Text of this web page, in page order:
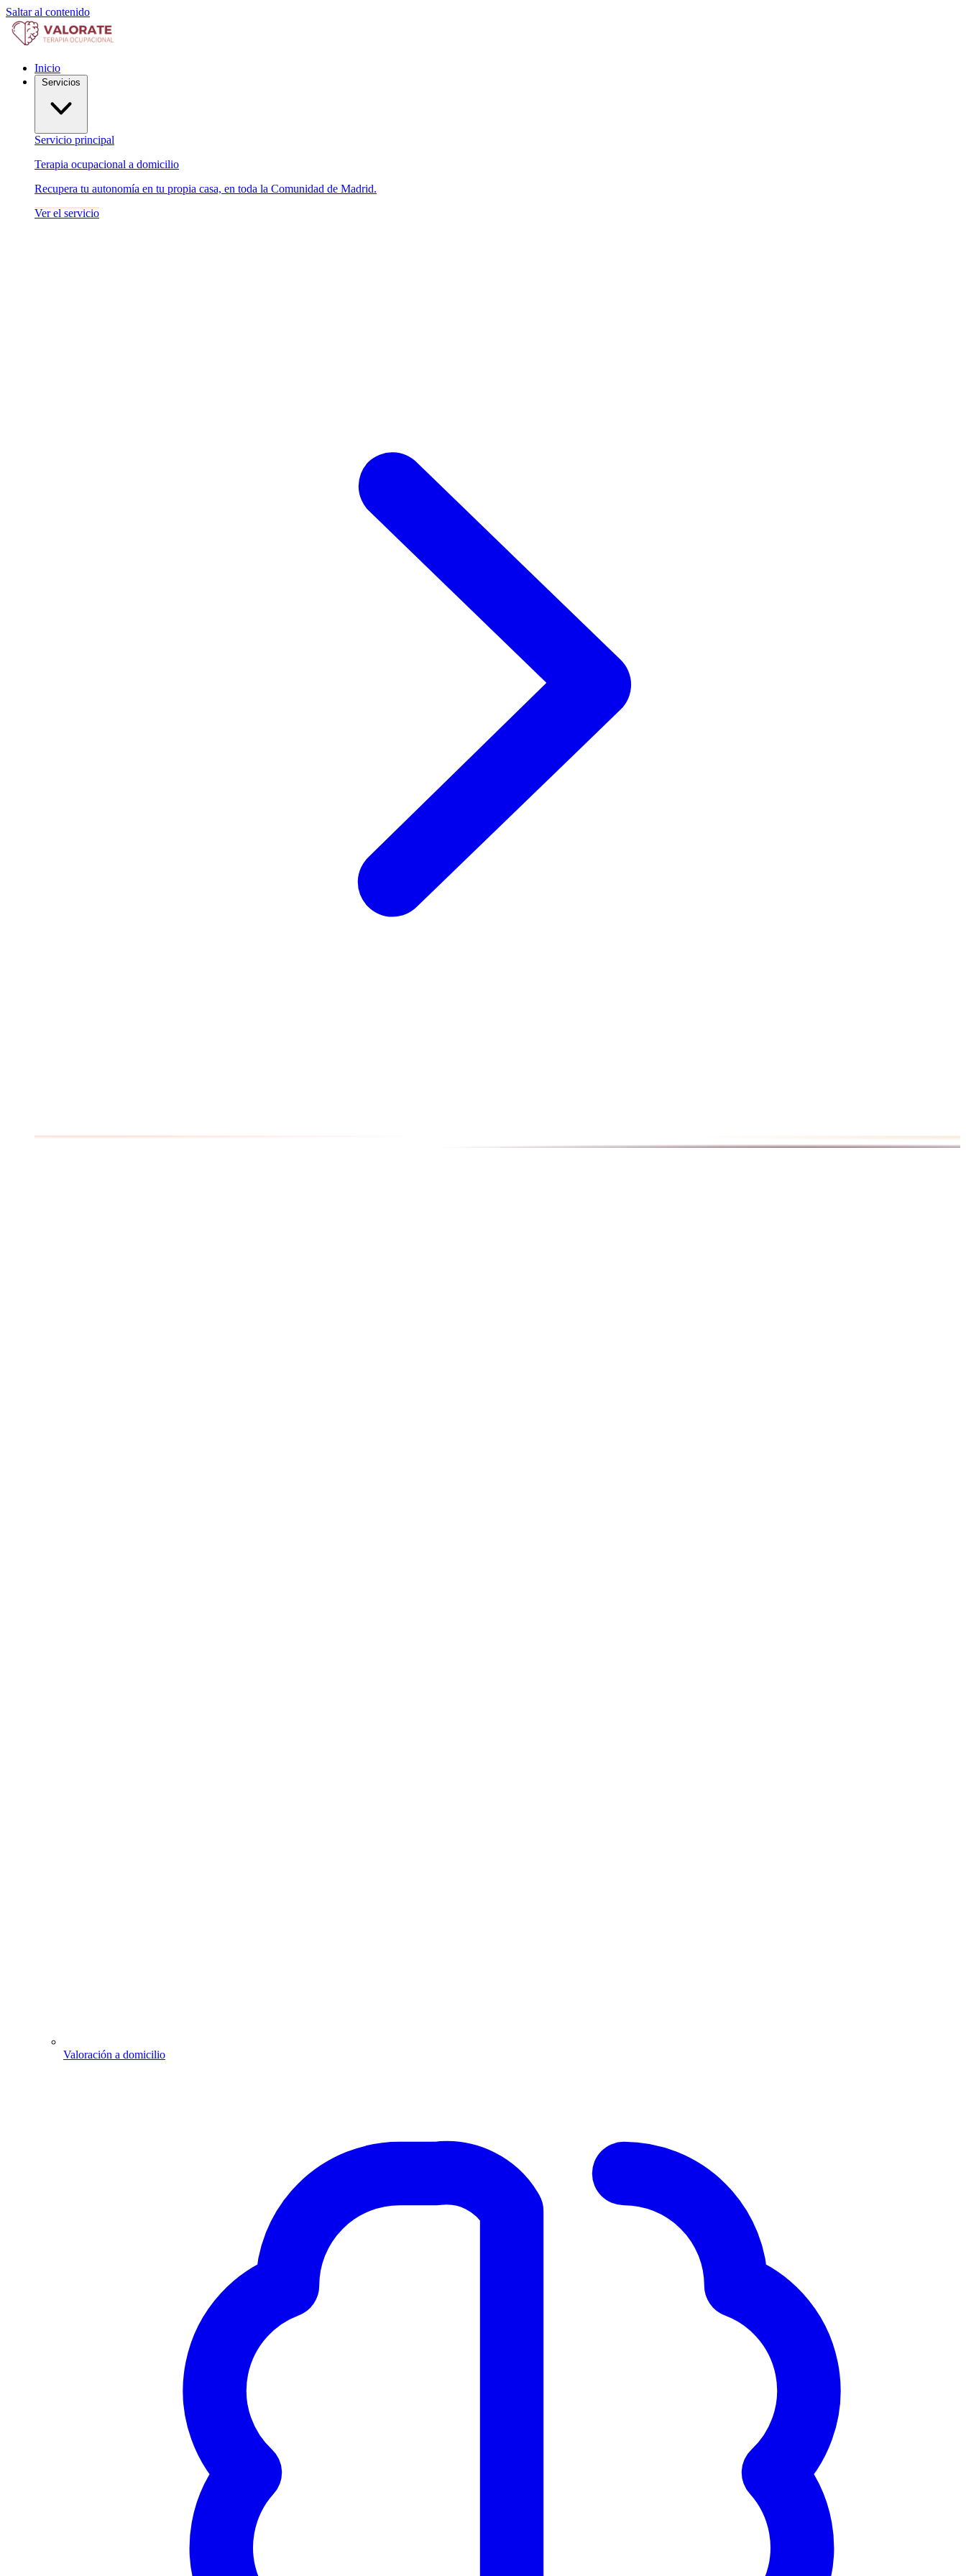
Saltar al contenido
Inicio
Servicio principal
Terapia ocupacional a domicilio
Recupera tu autonomía en tu propia casa, en toda la Comunidad de Madrid.
Ver el servicio
Valoración a domicilio